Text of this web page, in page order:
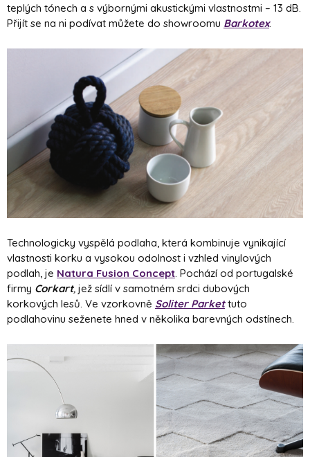
teplých tónech a s výbornými akustickými vlastnostmi – 13 dB.
Přijít se na ni podívat můžete do showroomu Barkotex.
Technologicky vyspělá podlaha, která kombinuje vynikající
vlastnosti korku a vysokou odolnost i vzhled vinylových
podlah, je Natura Fusion Concept . Pochází od portugalské
firmy Corkart, jež sídlí v samotném srdci dubových
korkových lesů. Ve vzorkovně Soliter Parkettuto
podlahovinu seženete hned v několika barevných odstínech.